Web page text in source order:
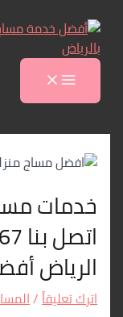
إلى
المحتوى
MENU
خدمات
الرياض
اترك تعليقاً/
navigation
هنا...